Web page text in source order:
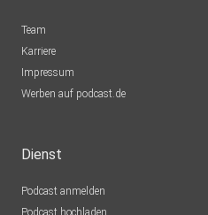
Team
Karriere
Impressum
Werben auf podcast.de
Dienst
Podcast anmelden
Podcast hochladen